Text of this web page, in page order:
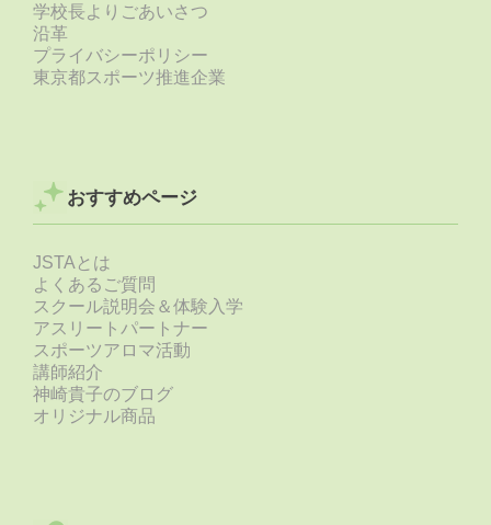
学校長よりごあいさつ
沿革
プライバシーポリシー
東京都スポーツ推進企業
おすすめページ
JSTAとは
よくあるご質問
スクール説明会＆体験入学
アスリートパートナー
スポーツアロマ活動
講師紹介
神崎貴子のブログ
オリジナル商品